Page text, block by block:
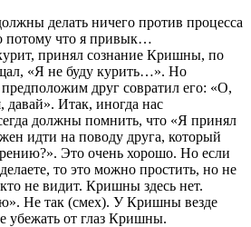
делать ничего против процесса
потому что я привык…
принял сознание Кришны, по
«Я не буду курить…». Но
друг совратил его: «О,
давай». Итак, иногда нас
должны помнить, что «Я принял
идти на поводу друга, который
Это очень хорошо. Но если
то это можно простить, но не
не видит. Кришны здесь нет.
Не так (смех). У Кришны везде
убежать от глаз Кришны.